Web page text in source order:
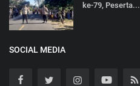
ke-79, Peserta...
SOCIAL MEDIA